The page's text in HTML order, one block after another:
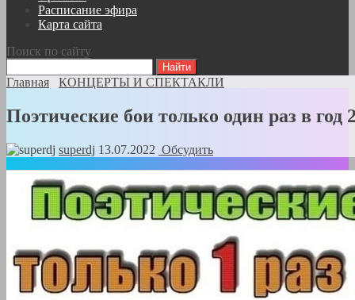
Расписание эфира
Карта сайта
Поиск по сайту
Главная КОНЦЕРТЫ И СПЕКТАКЛИ
Поэтические бои только один раз в год
superdj 13.07.2022 Обсудить